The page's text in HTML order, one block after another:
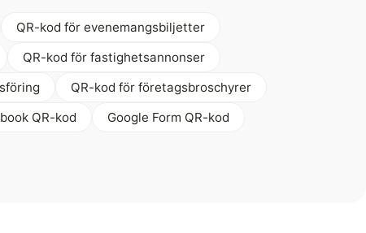
QR-kod för evenemangsbiljetter
QR-kod för fastighetsannonser
QR-kod för företagsbroschyrer
QR-kod
Google Form QR-kod